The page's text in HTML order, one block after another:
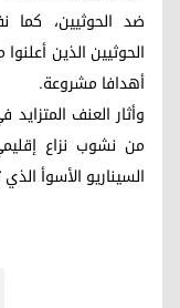
ضد الحوثيين، كما
الحوثيين الذين
أهدافا مشروعة.
وأثار العنف
من نشوب نزاع
السيناريو الأسوأ